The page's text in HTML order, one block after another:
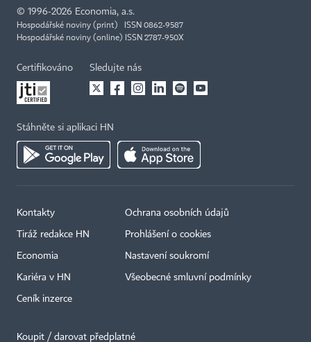
© 1996-2026 Economia, a.s.
Hospodářské noviny (print) ISSN 0862-9587
Hospodářské noviny (online) ISSN 2787-950X
Certifikováno Sledujte nás
Stáhněte si aplikaci HN
Kontakty
Tiráž redakce HN
Economia
Kariéra v HN
Ceník inzerce
Ochrana osobních údajů
Prohlášení o cookies
Nastavení soukromí
Všeobecné smluvní podmínky
Koupit / darovat předplatné